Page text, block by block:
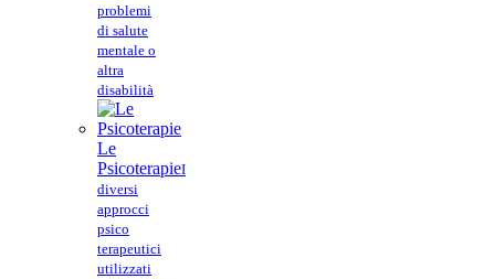
problemi
di salute
mentale o
altra
disabilità
Le
PsicoterapieI
diversi
approcci
psico
terapeutici
utilizzati